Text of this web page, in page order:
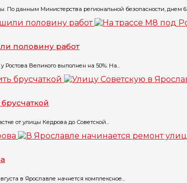
данным Министерства региональной безопасности, днем 6...
половину работ
Великого выполнен на 50%. На...
от улицы Кедрова до Советской...
в Ярославле начнется комплексное...